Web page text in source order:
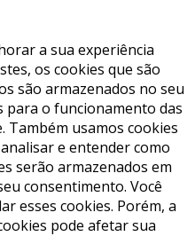
a sua experiência
os cookies que são
são armazenados no seu
para o funcionamento das
Também usamos cookies
e entender como
serão armazenados em
consentimento. Você
esses cookies. Porém, a
pode afetar sua